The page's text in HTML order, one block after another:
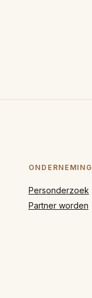
ONDERNEMING
Personderzoek
Partner worden